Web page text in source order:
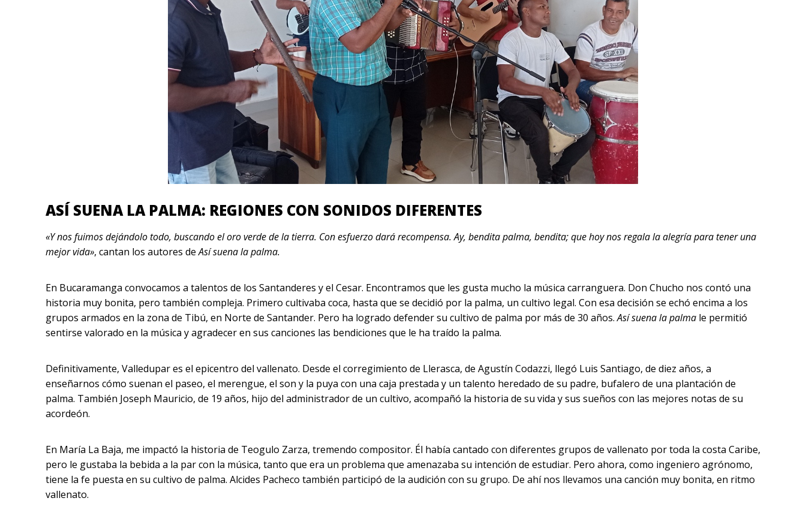
ASÍ SUENA LA PALMA: REGIONES CON SONIDOS DIFERENTES
«Y nos fuimos dejándolo todo, buscando el oro verde de la tierra. Con esfuerzo dará recompensa. Ay, bendita palma, bendita; que hoy nos regala la alegría para tener una
mejor vida», cantan los autores deAsí suena la palma.
En Bucaramanga convocamos a talentos de los Santanderes y el Cesar. Encontramos que les gusta mucho la música carranguera. Don Chucho nos contó una
historia muy bonita, pero también compleja. Primero cultivaba coca, hasta que se decidió por la palma, un cultivo legal. Con esa decisión se echó encima a los
grupos armados en la zona de Tibú, en Norte de Santander. Pero ha logrado defender su cultivo de palma por más de 30 años.Así suena la palma le permitió
sentirse valorado en la música y agradecer en sus canciones las bendiciones que le ha traído la palma.
Definitivamente, Valledupar es el epicentro del vallenato. Desde el corregimiento de Llerasca, de Agustín Codazzi, llegó Luis Santiago, de diez años, a
enseñarnos cómo suenan el paseo, el merengue, el son y la puya con una caja prestada y un talento heredado de su padre, bufalero de una plantación de
palma. También Joseph Mauricio, de 19 años, hijo del administrador de un cultivo, acompañó la historia de su vida y sus sueños con las mejores notas de su
acordeón.
En María La Baja, me impactó la historia de Teogulo Zarza, tremendo compositor. Él había cantado con diferentes grupos de vallenato por toda la costa Caribe,
pero le gustaba la bebida a la par con la música, tanto que era un problema que amenazaba su intención de estudiar. Pero ahora, como ingeniero agrónomo,
tiene la fe puesta en su cultivo de palma. Alcides Pacheco también participó de la audición con su grupo. De ahí nos llevamos una canción muy bonita, en ritmo
vallenato.